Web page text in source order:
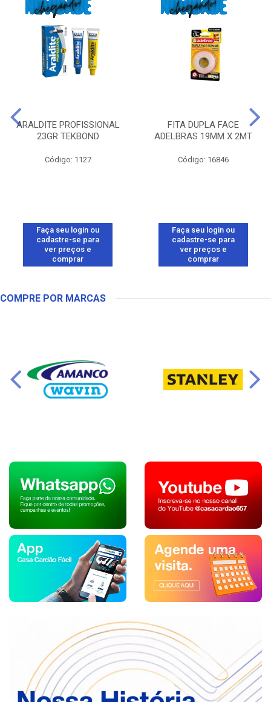
ARALDITE PROFISSIONAL
23GR TEKBOND
Código: 1127
Faça seu login ou
cadastre-se para
ver preços e
comprar
FITA DUPLA FACE
ADELBRAS 19MM X 2MT
Código: 16846
Faça seu login ou
cadastre-se para
ver preços e
comprar
COMPRE POR MARCAS